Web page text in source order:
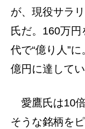
が、現役サラ
氏だ。160万
代で“億り人”
億円に達してい
愛鷹氏は10
そうな銘柄を